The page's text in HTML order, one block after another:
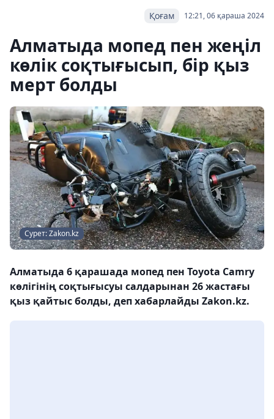
12:21, 06 қараша 2024
Қоғам
Алматыда мопед пен жеңіл
көлік соқтығысып, бір қыз
мерт болды
Сурет: Zakon.kz
Алматыда 6 қарашада мопед пен Toyota Camry
көлігінің соқтығысуы салдарынан 26 жастағы
қыз қайтыс болды, деп хабарлайды Zakon.kz.